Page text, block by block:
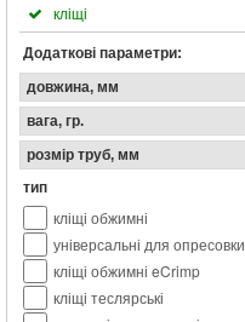
кліщі
Додаткові параметри:
довжина, мм
вага, гр.
розмір труб, мм
тип
кліщі обжимні
універсальні для опресовки
кліщі обжимні eCrimp
кліщі теслярські